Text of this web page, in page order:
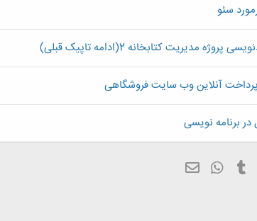
سئو
مدیریت کتابخانه 2(ادامه تاپیک قبلی)
پرداخت آنلاین وب سایت فروشگاهی
در برنامه نویسی
Pinterest
Tumblr
WhatsApp